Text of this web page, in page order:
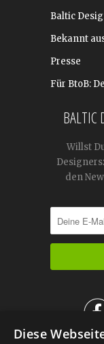
Baltic
Bekannt
Presse
Für BtoB:
BALTIC
Willst
den
Diese